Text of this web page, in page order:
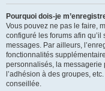
Pourquoi dois-je
Vous pouvez ne pas le faire,
configuré les forums afin
messages. Par ailleurs,
fonctionnalités
personnalisés, la messagerie
l’adhésion à des groupes,
conseillée.